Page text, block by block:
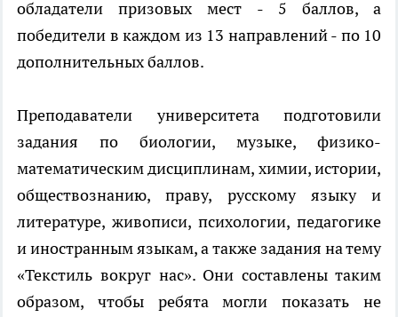
обладатели призовых мест - 5 баллов, а
победители в каждом из 13 направлений - по 10
дополнительных баллов.
Преподаватели университета подготовили
задания по биологии, музыке, физико-
математическим дисциплинам, химии, истории,
обществознанию, праву, русскому языку и
литературе, живописи, психологии, педагогике
и иностранным языкам, а также задания на тему
«Текстиль вокруг нас». Они составлены таким
образом, чтобы ребята могли показать не